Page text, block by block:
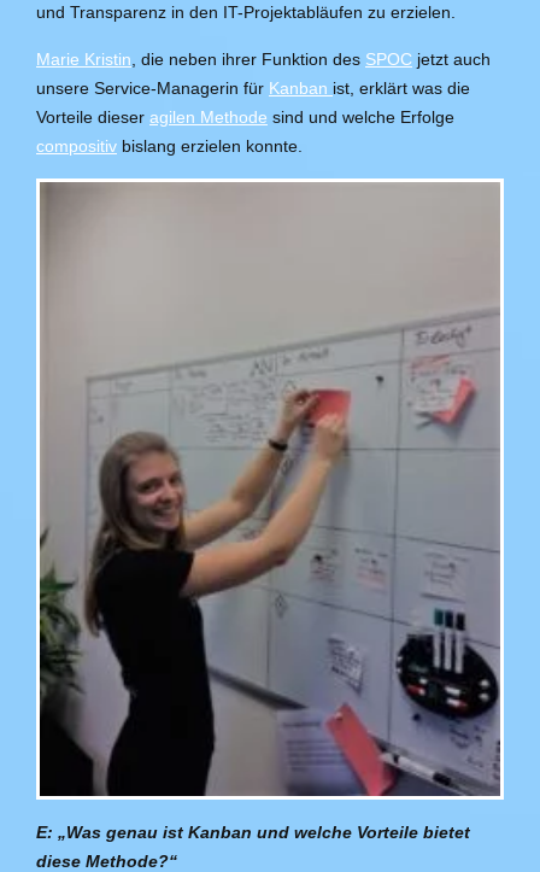
und Transparenz in den IT-Projektabläufen zu erzielen.
Marie Kristin , die neben ihrer Funktion des SPOC jetzt auch
unsere Service-Managerin für Kanban ist, erklärt was die
Vorteile dieser agilen Methode sind und welche Erfolge
compositiv bislang erzielen konnte.
E: „Was genau ist Kanban und welche Vorteile bietet
diese Methode?“